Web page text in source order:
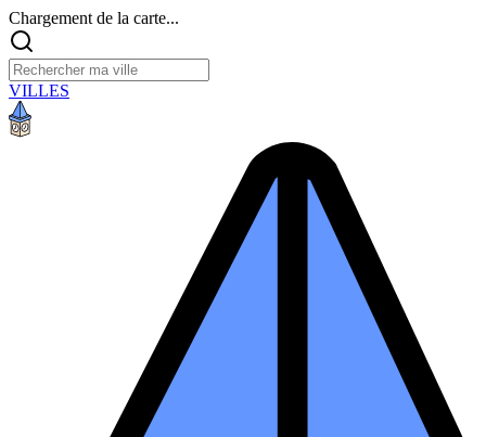
Chargement de la carte...
VILLES